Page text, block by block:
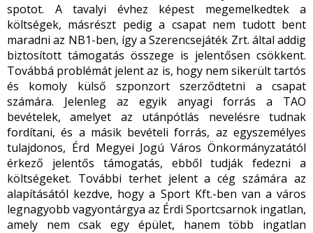
spotot. A tavalyi évhez képest megemelkedtek a
költségek, másrészt pedig a csapat nem tudott bent
maradni az NB1-ben, így a Szerencsejáték Zrt. által addig
biztosított támogatás összege is jelentősen csökkent.
Továbbá problémát jelent az is, hogy nem sikerült tartós
és komoly külső szponzort szerződtetni a csapat
számára. Jelenleg az egyik anyagi forrás a TAO
bevételek, amelyet az utánpótlás nevelésre tudnak
fordítani, és a másik bevételi forrás, az egyszemélyes
tulajdonos, Érd Megyei Jogú Város Önkormányzatától
érkező jelentős támogatás, ebből tudják fedezni a
költségeket. További terhet jelent a cég számára az
alapításától kezdve, hogy a Sport Kft.-ben van a város
legnagyobb vagyontárgya az Érdi Sportcsarnok ingatlan,
amely nem csak egy épület, hanem több ingatlan